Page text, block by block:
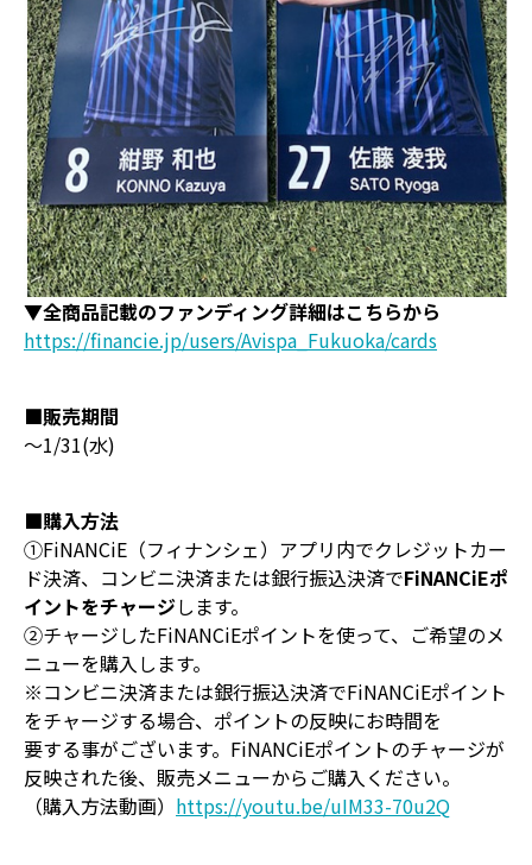
▼全商品記載のファンディング詳細はこちらから
https://financie.jp/users/Avispa_Fukuoka/cards
■販売期間
～1/31(水)
■購入方法
①FiNANCiE（フィナンシェ）アプリ内でクレジットカー
ド決済、コンビニ決済または銀行振込決済でFiNANCiEポ
イントをチャージします。
②チャージしたFiNANCiEポイントを使って、ご希望のメ
ニューを購入します。
※コンビニ決済または銀行振込決済でFiNANCiEポイント
をチャージする場合、ポイントの反映にお時間を
要する事がございます。FiNANCiEポイントのチャージが
反映された後、販売メニューからご購入ください。
（購入方法動画） https://youtu.be/uIM33-70u2Q